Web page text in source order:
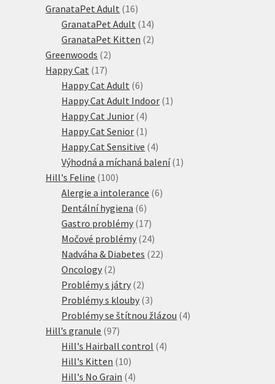
produktů
GranataPet Adult 1616
produktů
GranataPet Adult 1414
produktů
GranataPet Kitten 22
Greenwoods 22
Happy Cat 1717
produktů
Happy Cat Adult 66
produktů
Happy Cat Adult Indoor 1 1
Happy Cat Junior 44
produkty
Happy Cat Senior 1 1
produkt
Happy Cat Sensitive 44
produkty
Výhodná a míchaná balení 1 1
Hill's Feline 100100
produktů
Alergie a intolerance 66
Dentální hygiena 66
produktů
Gastro problémy 1717
produktů
Močové problémy 2424
produktů
Nadváha & Diabetes 2222
Oncology 22
produkty
Problémy s játry 22
produkty
Problémy s klouby 33
produkty
Problémy se štítnou žlázou 44
Hill’s granule 9797
produktů
Hill's Hairball control 44
Hill's Kitten 1010
produktů
Hill's No Grain 44